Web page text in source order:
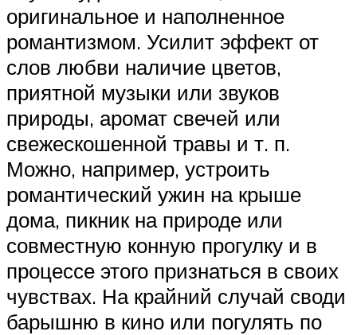
оригинальное и наполненное
романтизмом. Усилит эффект от
слов любви наличие цветов,
приятной музыки или звуков
природы, аромат свечей или
свежескошенной травы и т. п.
Можно, например, устроить
романтический ужин на крыше
дома, пикник на природе или
совместную конную прогулку и в
процессе этого признаться в своих
чувствах. На крайний случай своди
барышню в кино или погулять по